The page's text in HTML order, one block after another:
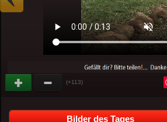
(+113)
Bilder des Tages